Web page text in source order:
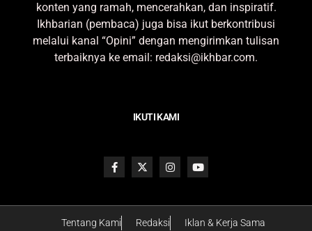
konten yang ramah, mencerahkan, dan inspiratif.
Ikhbarian (pembaca) juga bisa ikut berkontribusi
melalui kanal “Opini” dengan mengirimkan tulisan
terbaiknya ke email: redaksi@ikhbar.com.
IKUTI KAMI
Tentang Kami Redaksi Iklan & Kerja Sama